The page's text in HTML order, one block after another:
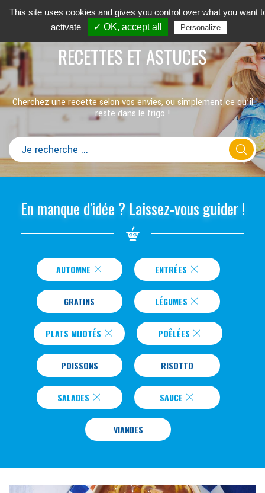
RECETTES ET ASTUCES
Cherchez une recette selon vos envies, ou simplement ce qu’il
reste dans le frigo !
En manque d'idée ? Laissez-vous guider !
AUTOMNE ENTRÉES
GRATINS LÉGUMES
PLATS MIJOTÉS POÊLÉES
POISSONS RISOTTO
SALADES SAUCE
VIANDES
This site uses cookies and gives you control over what you want
activate
✓ OK, accept all Personalize